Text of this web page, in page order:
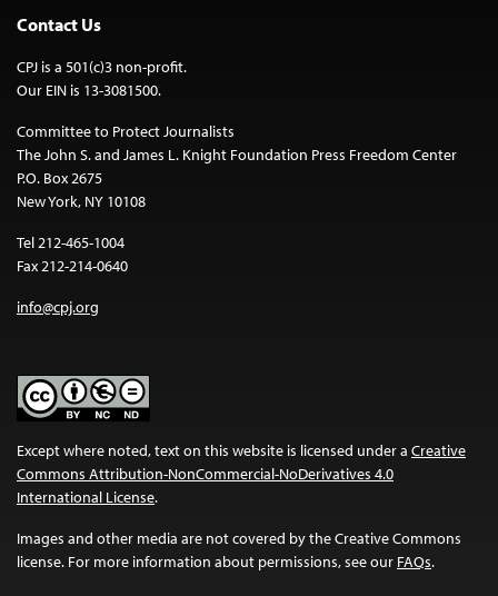
Contact Us
CPJ is a 501(c)3 non-profit.
Our EIN is 13-3081500.
Committee to Protect Journalists
The John S. and James L. Knight Foundation Press Freedom Center
P.O. Box 2675
New York, NY 10108
Tel 212-465-1004
Fax 212-214-0640
info@cpj.org
Except where noted, text on this website is licensed under a Creative
Commons Attribution-NonCommercial-NoDerivatives 4.0
International License.
Images and other media are not covered by the Creative Commons
license. For more information about permissions, see our FAQs.